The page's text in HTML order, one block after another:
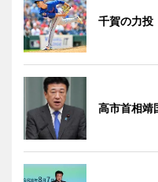
千賀の力
高市首相靖